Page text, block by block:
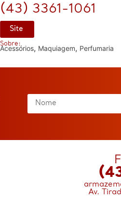
(43) 3361-1061
Site
Sobre:
Acessórios, Maquiagem, Perfumaria
Av.